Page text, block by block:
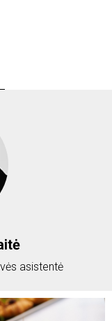
asistentė